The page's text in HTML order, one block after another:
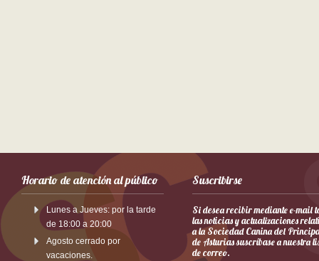
Horario de atención al público
Lunes a Jueves: por la tarde
de 18:00 a 20:00
Agosto cerrado por
vacaciones.
Suscribirse
Si desea recibir mediante e-mail
las noticias y actualizaciones
a la Sociedad Canina del
de Asturias suscríbase a nuestra
de correo.